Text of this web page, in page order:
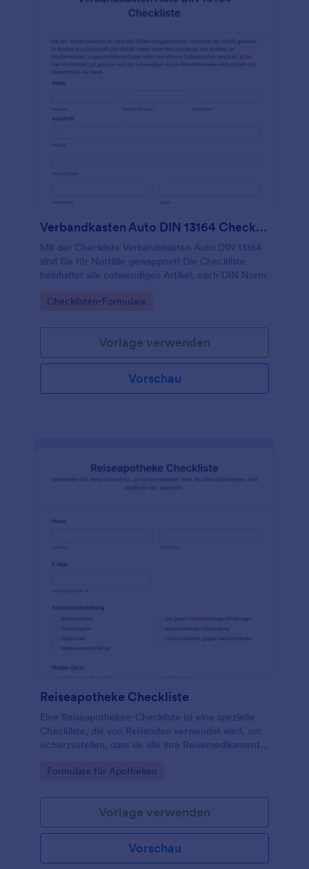
Verbandkasten Auto DIN 13164 Checkliste
Mit der Checkliste Verbandskasten Auto DIN 13164
sind Sie für Notfälle gewappnet! Die Checkliste
beinhaltet alle notwendigen Artikel, nach DIN Norm.
Go to Category:
Checklisten-Formulare
Vorlage verwenden
Vorschau
Reiseapotheke Checkliste
Eine Reiseapotheken-Checkliste ist eine spezielle
Checkliste, die von Reisenden verwendet wird, um
sicherzustellen, dass sie alle ihre Reisemedikamente
Go to Category:
Formulare für Apotheken
Vorlage verwenden
Vorschau